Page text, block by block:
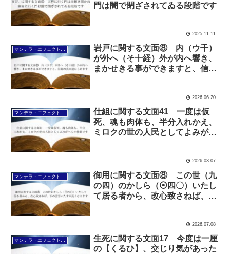
門は闇で閉ざされてゐる段階です
2025.11.11
マンデラ・エフェクト文面（2025年6月24日～
岩戸に関する文面⑧ 内（ウ千）
が外へ（そ十経）外が内へ響き、
まかせきる事ができますと、信仰
2026.06.20
マンデラ・エフェクト文面（2025年6月24日～
仕組に関する文面41 一度は仮
死、魂も肉体も、半分入れかえ、
ミロクの世の人民としてよみがへ
2026.03.07
御用に関する文面⑧ この世（九
の四）のかしら（⦿四〇）いたし
て居る者から、改心致さねば、下
2026.07.08
生死に関する文面17 今度は一厘
の【くるひ】、交じり気があった